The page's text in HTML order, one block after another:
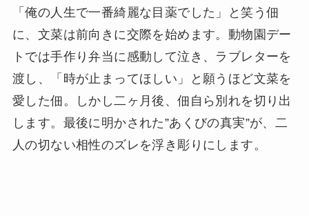
「俺の人生で一番綺麗な目薬でした」と笑う佃
に、文菜は前向きに交際を始めます。動物園デー
トでは手作り弁当に感動して泣き、ラブレターを
渡し、「時が止まってほしい」と願うほど文菜を
愛した佃。しかし二ヶ月後、佃自ら別れを切り出
します。最後に明かされた”あくびの真実”が、二
人の切ない相性のズレを浮き彫りにします。